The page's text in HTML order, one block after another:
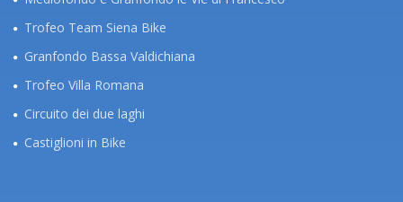
Trofeo Team Siena Bike
Granfondo Bassa Valdichiana
Trofeo Villa Romana
Circuito dei due laghi
Castiglioni in Bike